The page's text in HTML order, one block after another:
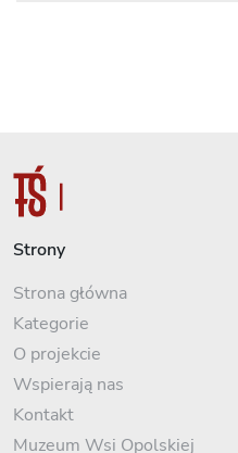
Strony
Strona główna
Kategorie
O projekcie
Wspierają nas
Kontakt
Muzeum Wsi Opolskiej